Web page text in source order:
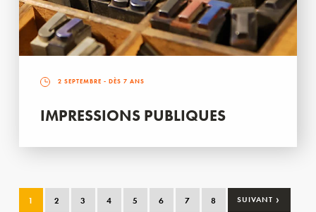
2 SEPTEMBRE - DÈS 7 ANS
IMPRESSIONS PUBLIQUES
1 2 3 4 5 6 7 8 SUIVANT ›